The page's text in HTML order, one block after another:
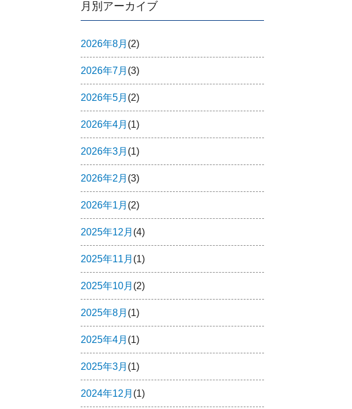
月別アーカイブ
2026年8月 (2)
2026年7月 (3)
2026年5月 (2)
2026年4月 (1)
2026年3月 (1)
2026年2月 (3)
2026年1月 (2)
2025年12月 (4)
2025年11月 (1)
2025年10月 (2)
2025年8月 (1)
2025年4月 (1)
2025年3月 (1)
2024年12月 (1)